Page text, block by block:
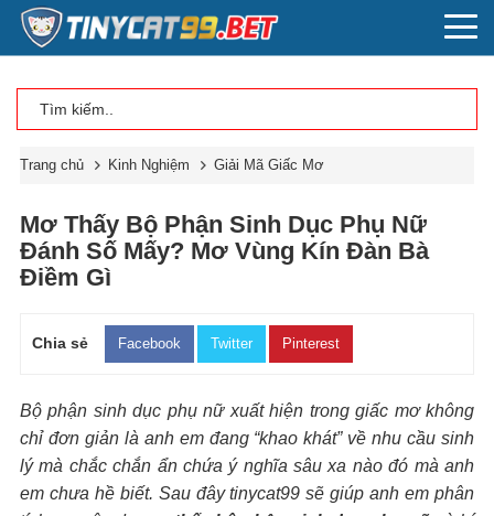
Trang chủ Kinh Nghiệm Giải Mã Giấc Mơ
Mơ Thấy Bộ Phận Sinh Dục Phụ Nữ
Đánh Số Mấy? Mơ Vùng Kín Đàn Bà
Điềm Gì
Chia sẻ Facebook Twitter Pinterest
Bộ phận sinh dục phụ nữ xuất hiện trong giấc mơ không
chỉ đơn giản là anh em đang “khao khát” về nhu cầu sinh
lý mà chắc chắn ẩn chứa ý nghĩa sâu xa nào đó mà anh
em chưa hề biết. Sau đâytinycat99 sẽ giúp anh em phân